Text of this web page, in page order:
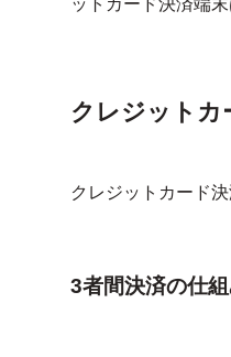
ットカード決済端
クレジットカ
クレジットカード
3者間決済の仕